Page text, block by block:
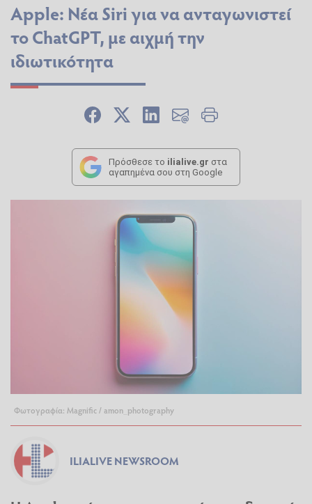
Apple: Νέα Siri για να ανταγωνιστεί
το ChatGPT, με αιχμή την
ιδιωτικότητα
Πρόσθεσε το ilialive.gr στα
αγαπημένα σου στη Google
Φωτογραφία: Magnific / amon_photography
ILIALIVE NEWSROOM